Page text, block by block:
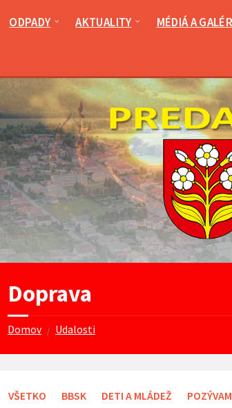
ODPADY AKTUALITY MÉDIÁ A
Doprava
Domov / Udalosti
VŠETKO BBSK DETI A MLÁDEŽ